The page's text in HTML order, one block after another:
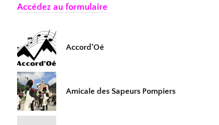
Accédez au formulaire
Accord’Oé
Amicale des Sapeurs Pompiers